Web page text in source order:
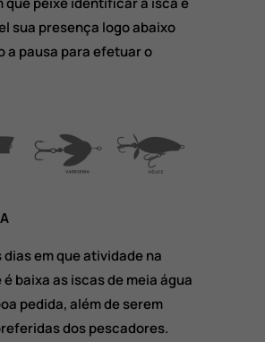
sua presença logo abaixo
a pausa para efetuar o
dias em que atividade na
baixa as iscas de meia água
pedida, além de serem
dos pescadores.